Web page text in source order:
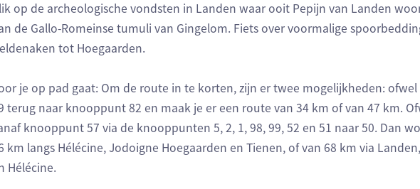
op de archeologische vondsten in Landen waar ooit Pepijn van Landen
de Gallo-Romeinse tumuli van Gingelom. Fiets over voormalige
tot Hoegaarden.
je op pad gaat: Om de route in te korten, zijn er twee mogelijkheden:
terug naar knooppunt 82 en maak je er een route van 34 km of van 47 km.
knooppunt 57 via de knooppunten 5, 2, 1, 98, 99, 52 en 51 naar 50. Dan
km langs Hélécine, Jodoigne Hoegaarden en Tienen, of van 68 km via
Hélécine.